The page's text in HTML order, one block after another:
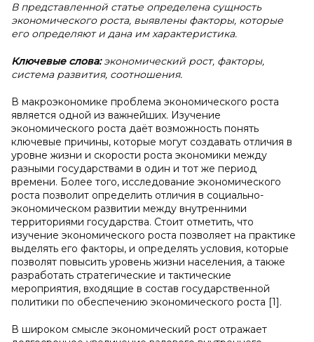
В представленной статье определена сущность
экономического роста, выявлены факторы, которые
его определяют и дана им характеристика.
Ключевые слова:экономический рост, факторы,
система развития, соотношения.
В макроэкономике проблема экономического роста
является одной из важнейших. Изучение
экономического роста даёт возможность понять
ключевые причины, которые могут создавать отличия в
уровне жизни и скорости роста экономики между
разными государствами в один и тот же период
времени. Более того, исследование экономического
роста позволит определить отличия в социально-
экономическом развитии между внутренними
территориями государства. Стоит отметить, что
изучение экономического роста позволяет на практике
выделять его факторы, и определять условия, которые
позволят повысить уровень жизни населения, а также
разработать стратегические и тактические
мероприятия, входящие в состав государственной
политики по обеспечению экономического роста [1].
В широком смысле экономический рост отражает